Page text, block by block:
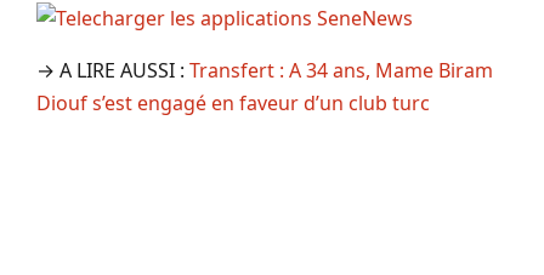
→ A LIRE AUSSI : Transfert : A 34 ans, Mame Biram
Diouf s’est engagé en faveur d’un club turc